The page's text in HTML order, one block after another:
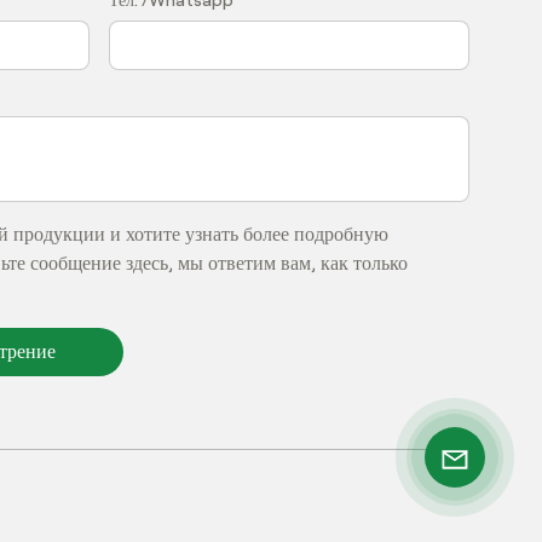
и хотите узнать более подробную
сообщение здесь, мы ответим вам, как только